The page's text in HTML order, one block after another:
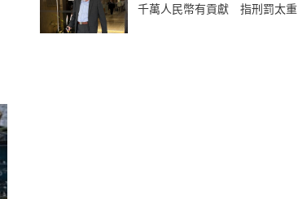
千萬人民幣有貢獻 指刑罰太重